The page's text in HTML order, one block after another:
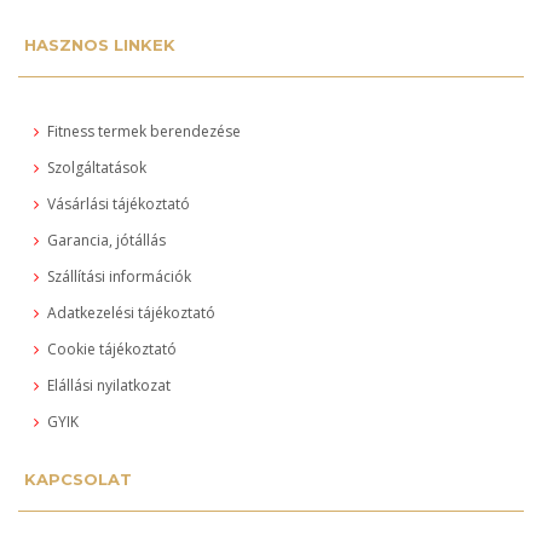
HASZNOS LINKEK
Fitness termek berendezése
Szolgáltatások
Vásárlási tájékoztató
Garancia, jótállás
Szállítási információk
Adatkezelési tájékoztató
Cookie tájékoztató
Elállási nyilatkozat
GYIK
KAPCSOLAT